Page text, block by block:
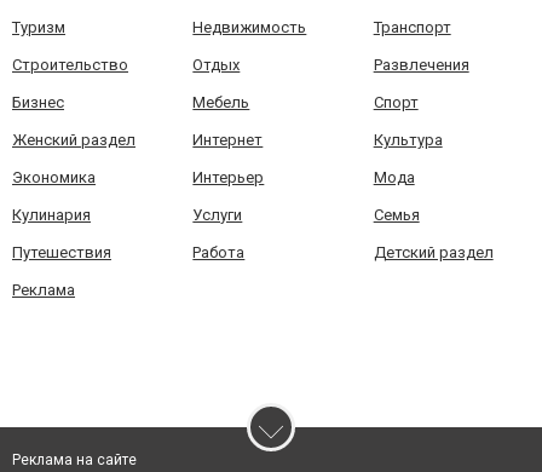
Туризм Недвижимость Транспорт
Строительство Отдых Развлечения
Бизнес Мебель Спорт
Женский раздел Интернет Культура
Экономика Интерьер Мода
Кулинария Услуги Семья
Путешествия Работа Детский раздел
Реклама
Реклама на сайте